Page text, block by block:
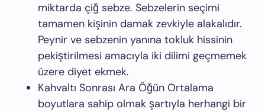
miktarda çiğ sebze. Sebzelerin seçimi
tamamen kişinin damak zevkiyle alakalıdır.
Peynir ve sebzenin yanına tokluk hissinin
pekiştirilmesi amacıyla iki dilimi geçmemek
üzere diyet ekmek.
Kahvaltı Sonrası Ara Öğün Ortalama
boyutlara sahip olmak şartıyla herhangi bir